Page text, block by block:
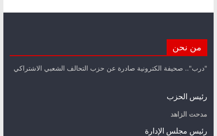
من نحن
"درب".. صحيفة الكترونية صادرة عن حزب التحالف الشعبي الاشتراكي
رئيس الحزب
مدحت الزاهد
رئيس مجلس الإدارة